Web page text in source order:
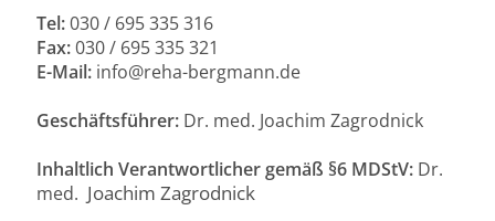
Tel:030 / 695 335 316
Fax:030 / 695 335 321
E-Mail: info@reha-bergmann.de
Geschäftsführer: Dr. med. Joachim Zagrodnick
Inhaltlich Verantwortlicher gemäß §6 MDStV: Dr.
med. Joachim Zagrodnick